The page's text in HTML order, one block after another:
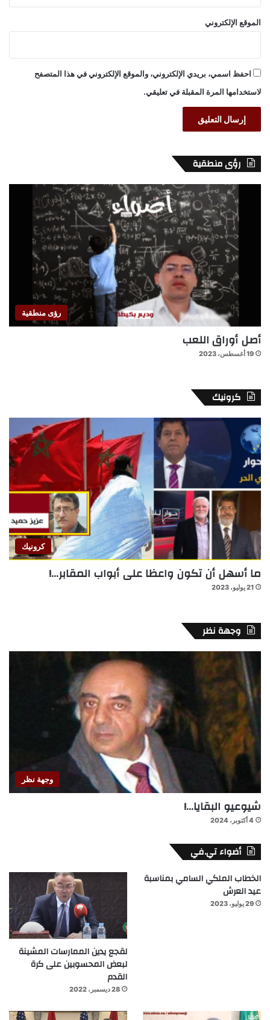
الموقع الإلكتروني
احفظ اسمي، بريدي الإلكتروني، والموقع الإلكتروني في هذا المتصفح
لاستخدامها المرة المقبلة في تعليقي.
رؤى منطقية
رؤى منطقية
أصل أوراق اللعب
19 أغسطس، 2023
كرونيك
كرونيك
ما أسهل أن تكون واعظا على أبواب المقابر…!
21 يوليو، 2023
وجهة نظر
وجهة نظر
شيوعيو البقايا…!
4 أكتوبر، 2024
أضواء تي.في
الخطاب الملكي السامي بمناسبة
عيد العرش
29 يوليو، 2023
لقجع يدين الممارسات المشينة
لبعض المحسوبين على كرة
القدم
28 ديسمبر، 2022